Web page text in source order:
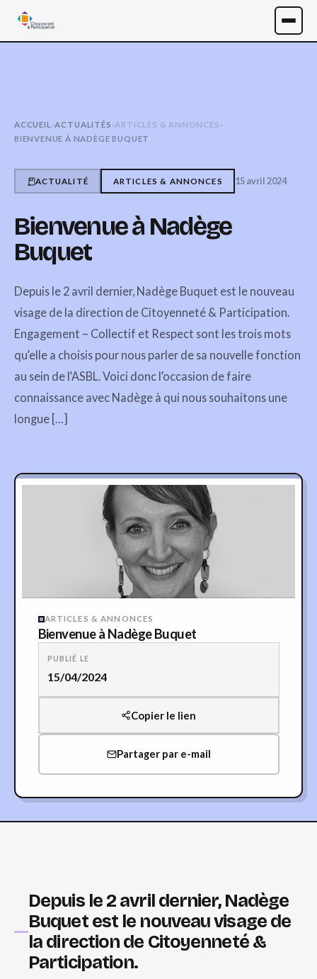
ACCUEIL ›ACTUALITÉS ›ARTICLES & ANNONCES ›
BIENVENUE À NADÈGE BUQUET
ACTUALITÉ ARTICLES & ANNONCES 15 avril 2024
Bienvenue à Nadège
Buquet
Depuis le 2 avril dernier, Nadège Buquet est le nouveau
visage de la direction de Citoyenneté & Participation.
Engagement – Collectif et Respect sont les trois mots
qu’elle a choisis pour nous parler de sa nouvelle fonction
au sein de l’ASBL. Voici donc l’occasion de faire
connaissance avec Nadège à qui nous souhaitons une
longue […]
ARTICLES & ANNONCES
Bienvenue à Nadège Buquet
PUBLIÉ LE
15/04/2024
Copier le lien
Partager par e-mail
Depuis le 2 avril dernier, Nadège
Buquet est le nouveau visage de
la direction de Citoyenneté &
Participation.